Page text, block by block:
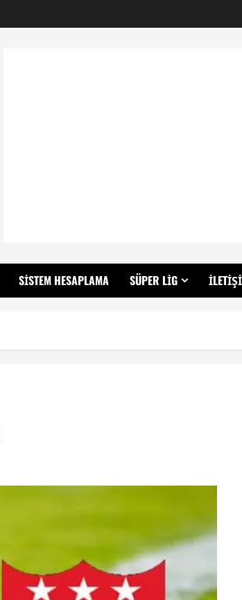
SISTEM HESAPLAMA SÜPER LIG